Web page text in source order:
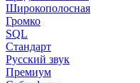
Широкополосная
Громко
SQL
Стандарт
Русский звук
Премиум